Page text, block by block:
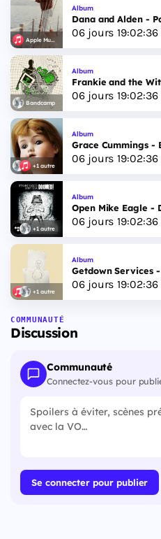
Apple Music
Album
Dana and Alden -
06jours 19:02:35
Bandcamp
Album
Frankie and the
06jours 19:02:35
+1 autre
Album
Grace Cummings -
06jours 19:02:35
+1 autre
Album
Open Mike Eagle -
06jours 19:02:35
+1 autre
Album
Getdown Services
06jours 19:02:35
COMMUNAUTÉ
Discussion
Communauté
Connectez-vous pour
Se connecter pour publier